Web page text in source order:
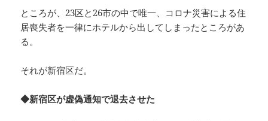
ところが、23区と26市の中で唯一、コロナ災害による住
居喪失者を一律にホテルから出してしまったところがあ
る。
それが新宿区だ。
◆新宿区が虚偽通知で退去させた